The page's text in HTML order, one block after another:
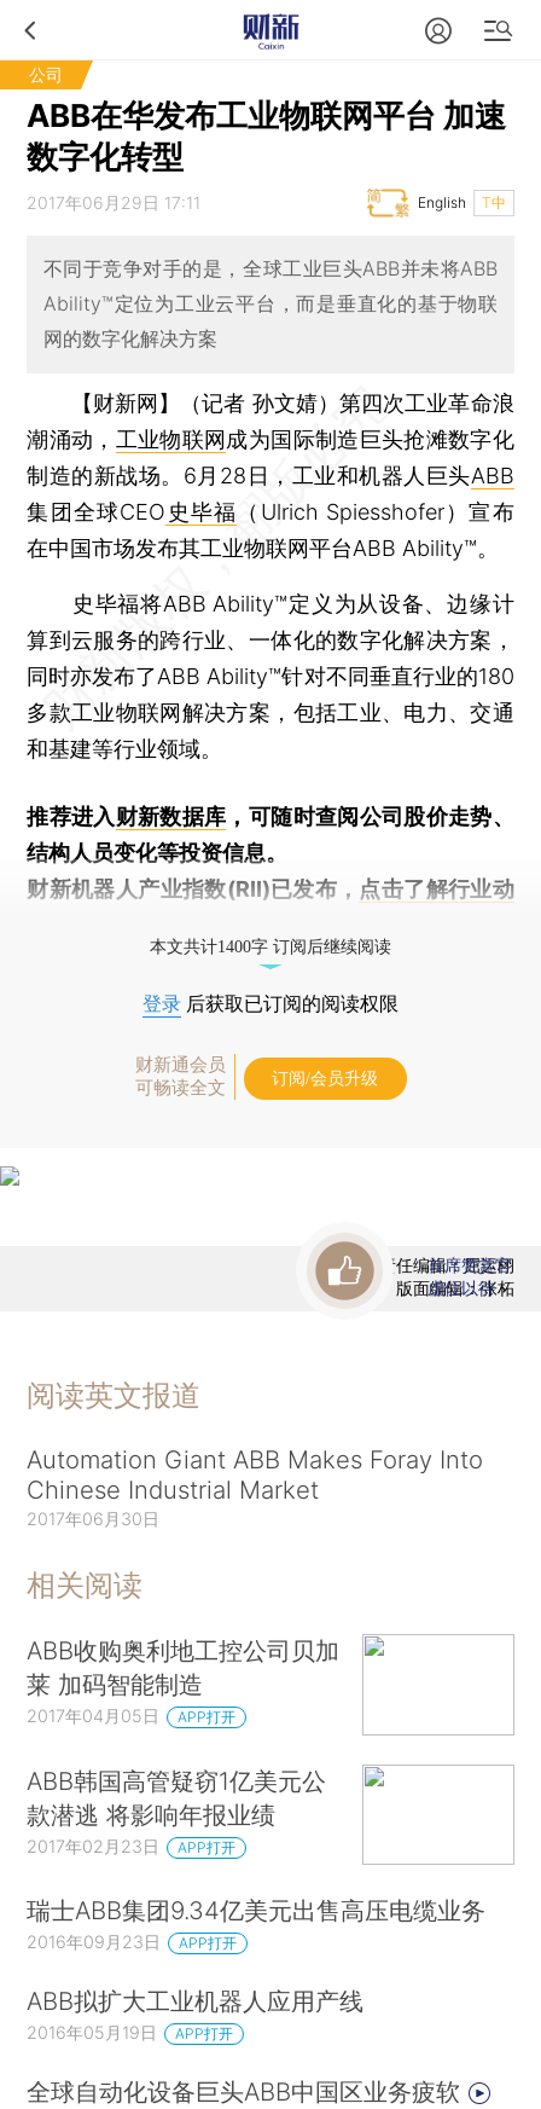
公司
ABB在华发布工业物联网平台 加速
数字化转型
2017年06月29日 17:11 T中
English
不同于竞争对手的是，全球工业巨头ABB并未将ABB
Ability™定位为工业云平台，而是垂直化的基于物联
网的数字化解决方案
【财新网】（记者 孙文婧） 第四次工业革命浪
潮涌动， 工业物联网 成为国际制造巨头抢滩数字化
制造的新战场。6月28日，工业和机器人巨头ABB
集团全球CEO 史毕福
（Ulrich Spiesshofer）宣布
在中国市场发布其工业物联网平台ABB Ability™。
史毕福将ABB Ability™定义为从设备、边缘计
算到云服务的跨行业、一体化的数字化解决方案，
同时亦发布了ABB Ability™针对不同垂直行业的180
多款工业物联网解决方案，包括工业、电力、交通
和基建等行业领域。
推荐进入财新数据库 ，可随时查阅公司股价走势、
结构人员变化等投资信息。
财新机器人产业指数(RII)已发布， 点击了解行业动
本文共计1400字 订阅后继续阅读
登录 后获取已订阅的阅读权限
财新通会员
可畅读全文
订阅/会员升级
责任编辑：屈运栩
版面编辑：张柘
首席赞赏官
虚位以待
阅读英文报道
Automation Giant ABB Makes Foray Into
Chinese Industrial Market
2017年06月30日
相关阅读
ABB收购奥利地工控公司贝加
莱 加码智能制造
2017年04月05日 APP打开
ABB韩国高管疑窃1亿美元公
款潜逃 将影响年报业绩
2017年02月23日 APP打开
瑞士ABB集团9.34亿美元出售高压电缆业务
2016年09月23日 APP打开
ABB拟扩大工业机器人应用产线
2016年05月19日 APP打开
全球自动化设备巨头ABB中国区业务疲软